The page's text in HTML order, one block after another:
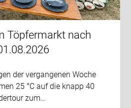
Töpfermarkt nach
der vergangenen Woche
25 °C auf die knapp 40
zum…